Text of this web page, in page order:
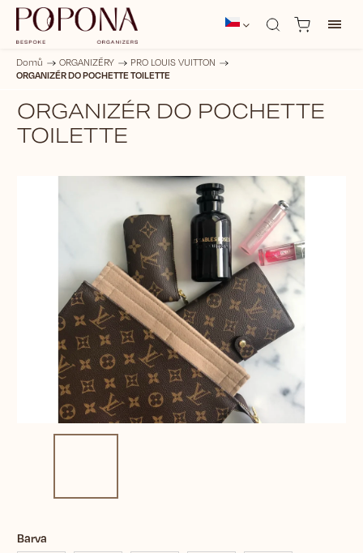
Domů / ORGANIZÉRY / PRO LOUIS VUITTON /
ORGANIZÉR DO POCHETTE TOILETTE
ORGANIZÉR DO POCHETTE
TOILETTE
Barva